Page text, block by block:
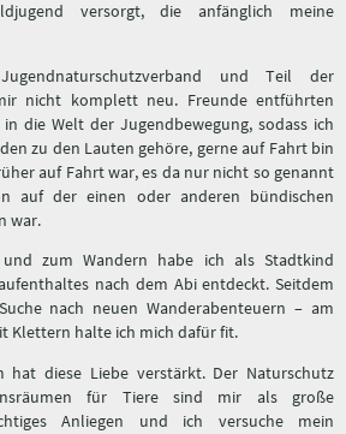
versorgt, die anfänglich meine
und Teil der
nicht komplett neu. Freunde entführten
die Welt der Jugendbewegung, sodass ich
zu den Lauten gehöre, gerne auf Fahrt bin
auf Fahrt war, es da nur nicht so genannt
auf der einen oder anderen bündischen
war.
zum Wandern habe ich als Stadtkind
nach dem Abi entdeckt. Seitdem
nach neuen Wanderabenteuern – am
Klettern halte ich mich dafür fit.
hat diese Liebe verstärkt. Der Naturschutz
für Tiere sind mir als große
Anliegen und ich versuche mein